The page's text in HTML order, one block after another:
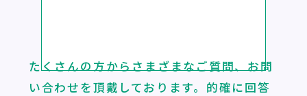
たくさんの方からさまざまなご質問、お問
い合わせを頂戴しております。 的確に回答